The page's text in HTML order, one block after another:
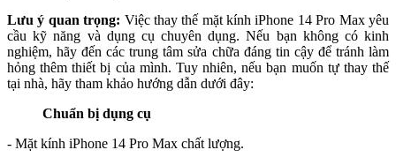
Lưu ý quan trọng: Việc thay thế mặt kính iPhone 14 Pro Max yêu
cầu kỹ năng và dụng cụ chuyên dụng. Nếu bạn không có kinh
nghiệm, hãy đến các trung tâm sửa chữa đáng tin cậy để tránh làm
hỏng thêm thiết bị của mình. Tuy nhiên, nếu bạn muốn tự thay thế
tại nhà, hãy tham khảo hướng dẫn dưới đây:
Chuẩn bị dụng cụ
- Mặt kính iPhone 14 Pro Max chất lượng.